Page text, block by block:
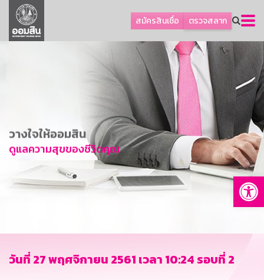
สมัครสินเชื่อ ตรวจสลาก
ลูกค้าธุรกิจ
ลูกค้าผู้ประกอบรายย่อย
การพัฒนาที่ยั่งยืน
ข่าวสาร
บริการทางการเงิน
อื่นๆ
GSB Society
วางใจให้ออมสิน
ดูแลความสุขของชีวิตคุณ
วันที่ 27 พฤศจิกายน 2561 เวลา 10:24 รอบที่ 2